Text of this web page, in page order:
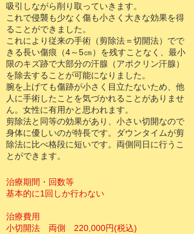
治療期間・回数等
基本的に1回しか行わない
治療費用
小切開法 両側 220,000円(税込)
吸引しながら削り取っていきます。
これで侵襲も少なく傷も小さく大きな効果を得
ることができました。
これにより従来の手術（剪除法＝切開法）でで
きる長い傷痕（4～5㎝）を残すことなく、最小
限のキズ跡で大部分の汗腺（アポクリン汗腺）
を除去することが可能になりました。
腕を上げても傷跡が小さく目立たないため、他
人に手術したことを気づかれることがありませ
ん。女性に有用かと思われます。
剪除法と同等の効果があり、小さい切開なので
身体に優しいのが特長です。ダウンタイムが剪
除法に比べ格段に短いです。両側同日に行うこ
とができます。